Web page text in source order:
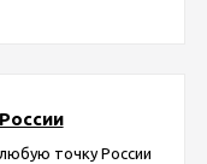
точку России